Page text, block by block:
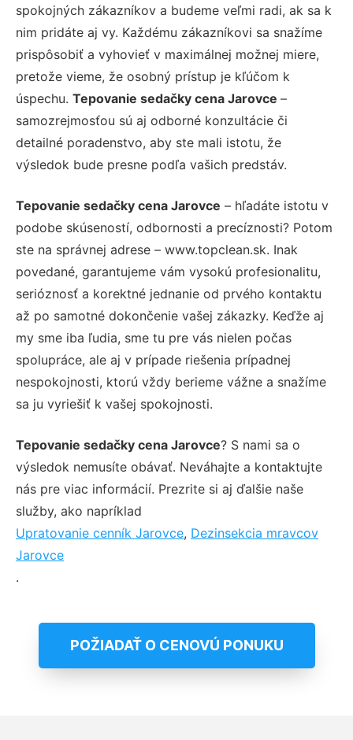
spokojných zákazníkov a budeme veľmi radi, ak sa k
nim pridáte aj vy. Každému zákazníkovi sa snažíme
prispôsobiť a vyhovieť v maximálnej možnej miere,
pretože vieme, že osobný prístup je kľúčom k
úspechu. Tepovanie sedačky cena Jarovce –
samozrejmosťou sú aj odborné konzultácie či
detailné poradenstvo, aby ste mali istotu, že
výsledok bude presne podľa vašich predstáv.
Tepovanie sedačky cena Jarovce – hľadáte istotu v
podobe skúseností, odbornosti a precíznosti? Potom
ste na správnej adrese – www.topclean.sk. Inak
povedané, garantujeme vám vysokú profesionalitu,
serióznosť a korektné jednanie od prvého kontaktu
až po samotné dokončenie vašej zákazky. Keďže aj
my sme iba ľudia, sme tu pre vás nielen počas
spolupráce, ale aj v prípade riešenia prípadnej
nespokojnosti, ktorú vždy berieme vážne a snažíme
sa ju vyriešiť k vašej spokojnosti.
Tepovanie sedačky cena Jarovce? S nami sa o
výsledok nemusíte obávať. Neváhajte a kontaktujte
nás pre viac informácií. Prezrite si aj ďalšie naše
služby, ako napríklad
Upratovanie cenník Jarovce, Dezinsekcia mravcov
Jarovce
.
POŽIADAŤ O CENOVÚ PONUKU